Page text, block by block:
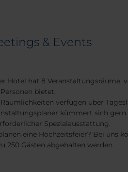
& Events
Hotel hat 8 Veranstaltungsräume,
bietet.
verfügen über
kümmert sich
Spezialausstattung.
eine Hochzeitsfeier? Bei uns
250 Gästen abgehalten werden.